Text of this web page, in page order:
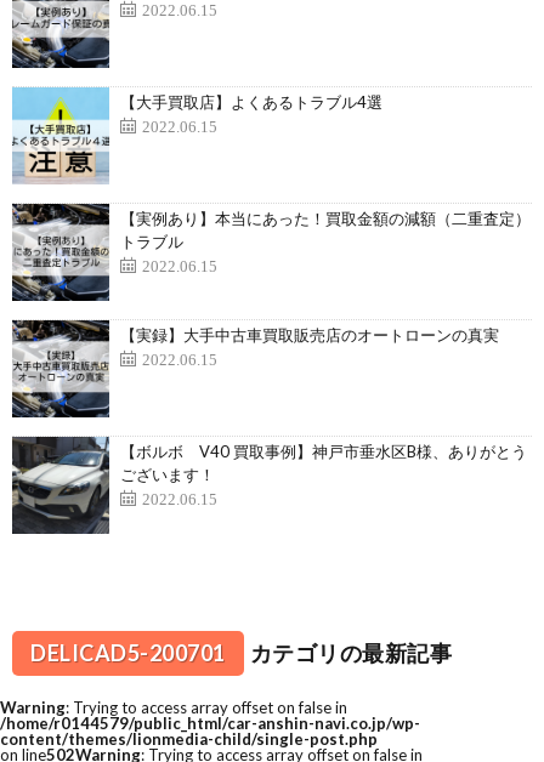
2022.06.15
【大手買取店】よくあるトラブル4選
2022.06.15
【実例あり】本当にあった！買取金額の減額（二重査定）
トラブル
2022.06.15
【実録】大手中古車買取販売店のオートローンの真実
2022.06.15
【ボルボ V40 買取事例】神戸市垂水区B様、ありがとう
ございます！
2022.06.15
DELICAD5-200701 カテゴリの最新記事
Warning: Trying to access array offset on false in
/home/r0144579/public_html/car-anshin-navi.co.jp/wp-
content/themes/lionmedia-child/single-post.php
on line502Warning: Trying to access array offset on false in